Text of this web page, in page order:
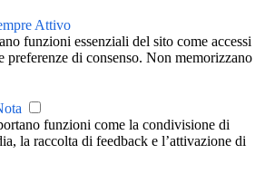
Attivo
funzioni essenziali del sito come accessi
preferenze di consenso. Non memorizzano
funzioni come la condivisione di
la raccolta di feedback e l’attivazione di